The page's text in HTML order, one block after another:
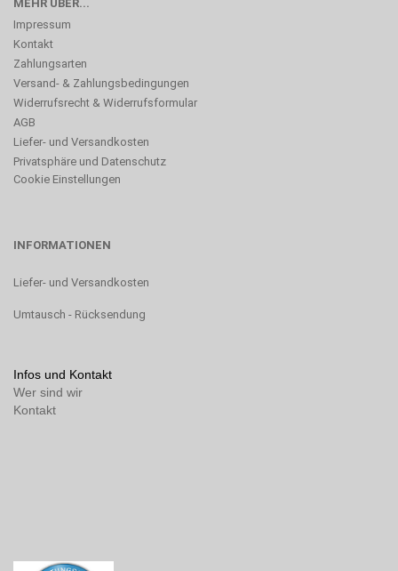
MEHR ÜBER...
Impressum
Kontakt
Zahlungsarten
Versand- & Zahlungsbedingungen
Widerrufsrecht & Widerrufsformular
AGB
Liefer- und Versandkosten
Privatsphäre und Datenschutz
Cookie Einstellungen
INFORMATIONEN
Liefer- und Versandkosten
Umtausch - Rücksendung
Infos und Kontakt
Wer sind wir
Kontakt